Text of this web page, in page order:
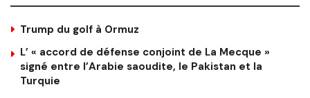
Trump du golf à Ormuz
L’ « accord de défense conjoint de La Mecque »
signé entre l’Arabie saoudite, le Pakistan et la
Turquie